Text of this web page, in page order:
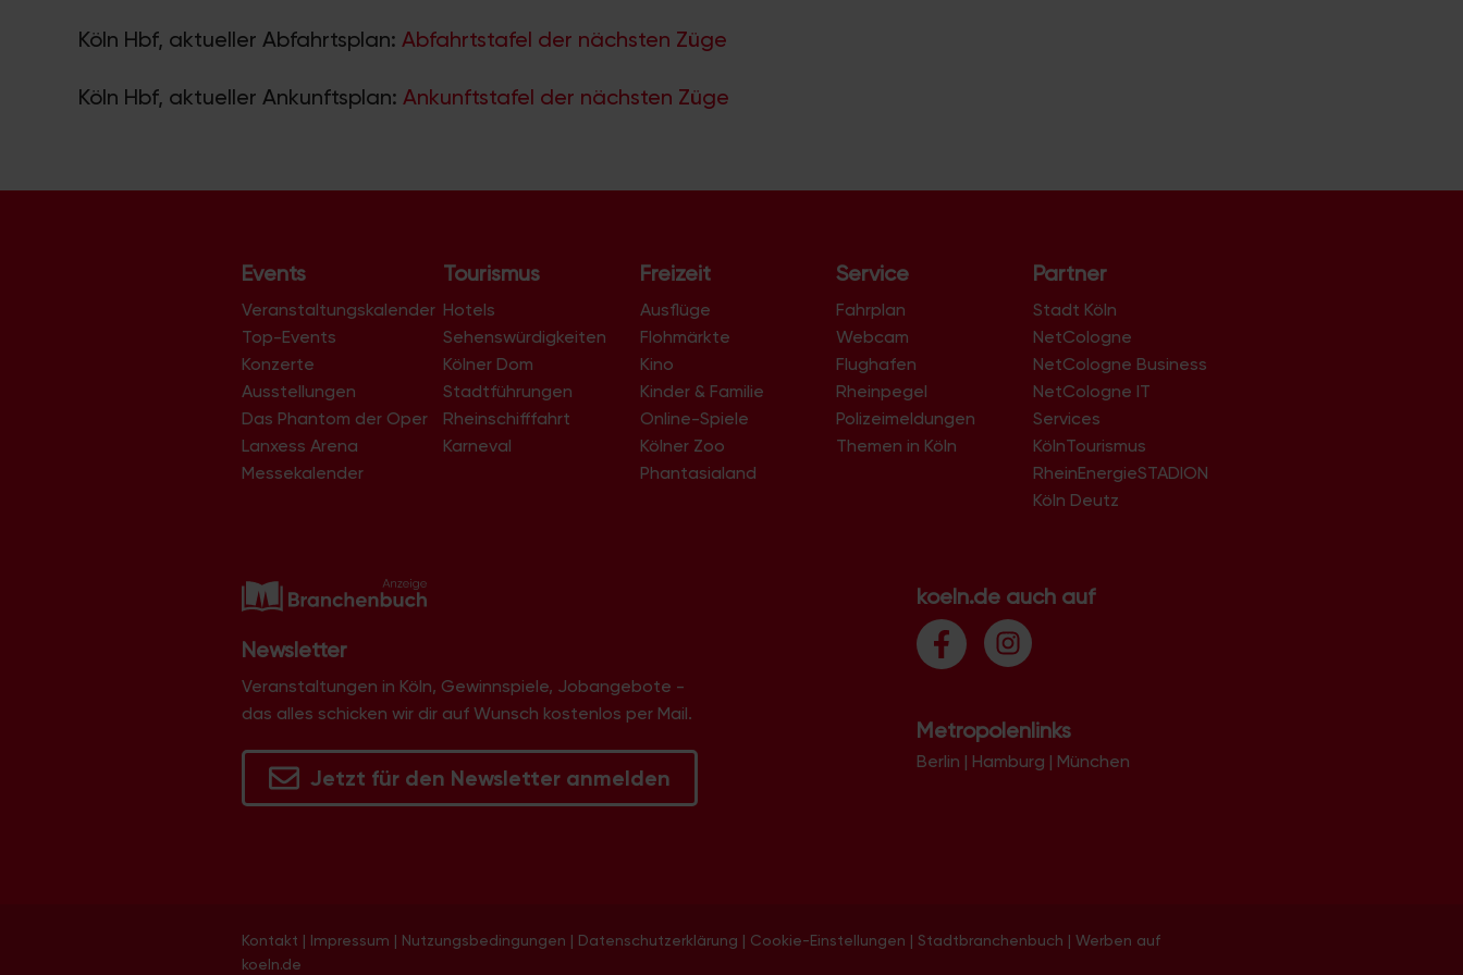
Köln Hbf, aktueller Abfahrtsplan: Abfahrtstafel der nächsten Züge
Köln Hbf, aktueller Ankunftsplan: Ankunftstafel der nächsten Züge
Events
Veranstaltungskalender
Top-Events
Konzerte
Ausstellungen
Das Phantom der Oper
Lanxess Arena
Messekalender
Tourismus
Hotels
Sehenswürdigkeiten
Kölner Dom
Stadtführungen
Rheinschifffahrt
Karneval
Freizeit
Ausflüge
Flohmärkte
Kino
Kinder & Familie
Online-Spiele
Kölner Zoo
Phantasialand
Service
Fahrplan
Webcam
Flughafen
Rheinpegel
Polizeimeldungen
Themen in Köln
Partner
Stadt Köln
NetCologne
NetCologne Business
NetCologne IT
Services
KölnTourismus
RheinEnergieSTADION
Köln Deutz
Newsletter
Veranstaltungen in Köln, Gewinnspiele, Jobangebote -
das alles schicken wir dir auf Wunsch kostenlos per Mail.
Jetzt für den Newsletter anmelden
koeln.de auch auf
Metropolenlinks
Berlin | Hamburg | München
Kontakt | Impressum | Nutzungsbedingungen | Datenschutzerklärung | Cookie-Einstellungen | Stadtbranchenbuch | Werben auf
koeln.de